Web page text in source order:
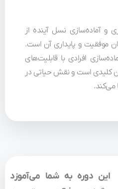
و آماده‌سازی نسل آینده از
موفقیت و پایداری آن است.
افرادی با قابلیت‌های
کلیدی است و نقش حیاتی در
می‌کند.
این دوره به شما می‌آموزد